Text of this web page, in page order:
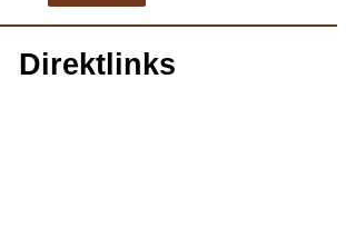
Direktlinks